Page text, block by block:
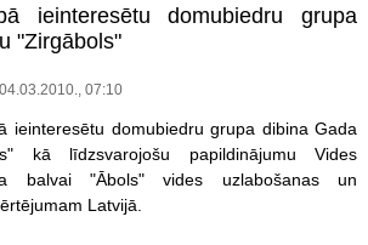
ieinteresētu domubiedru grupa
"Zirgābols"
07:10
ieinteresētu domubiedru grupa dibina Gada
kā līdzsvarojošu papildinājumu Vides
balvai "Ābols" vides uzlabošanas un
Latvijā.